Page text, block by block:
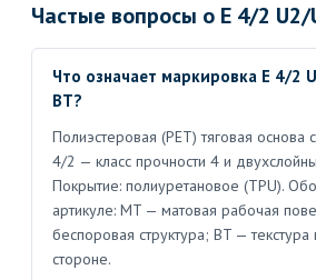
Частые вопросы о E 4/2 U2/
Что означает маркировка E 4/2
BT?
Полиэстеровая (PET) тяговая основа
4/2 — класс прочности 4 и
Покрытие: полиуретановое (TPU).
артикуле: MT — матовая рабочая
беспоровая структура; BT —
стороне.